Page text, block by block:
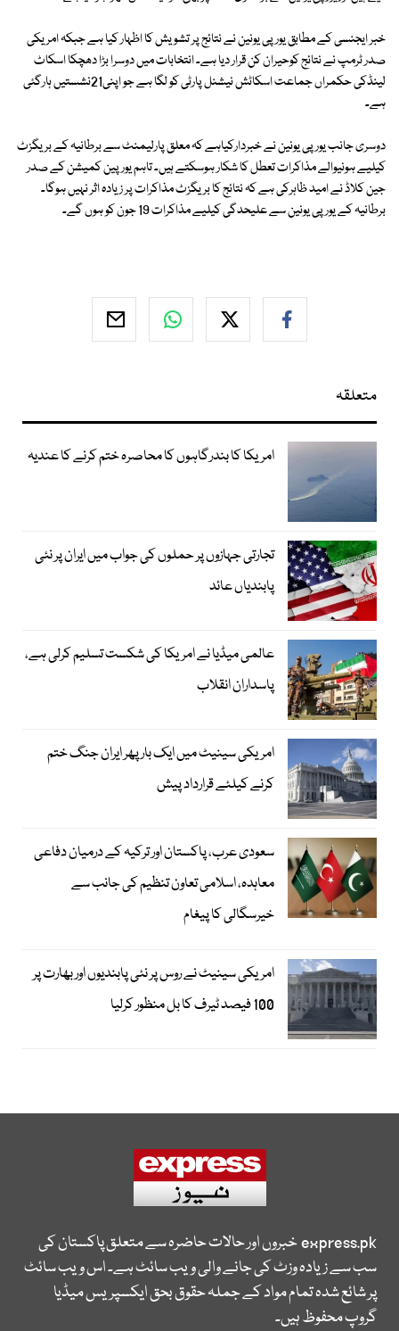
خبر ایجنسی کے مطابق یورپی یونین نے نتائج پر تشویش کا اظہار کیا ہے جبکہ امریکی
صدر ٹرمپ نے نتائج کوحیران کن قرار دیا ہے۔ انتخابات میں دوسرا بڑا دھچکا اسکاٹ
لینڈکی حکمراں جماعت اسکاٹش نیشنل پارٹی کو لگا ہے جو اپنی21نشستیں ہارگئی
ہے۔
دوسری جانب یورپی یونین نے خبردارکیاہے کہ معلق پارلیمنٹ سے برطانیہ کے بریگزٹ
کیلیے ہونیوالے مذاکرات تعطل کا شکار ہوسکتے ہیں۔ تاہم یورپین کمیشن کے صدر
جین کلاڈ نے امید ظاہرکی ہے کہ نتائج کا بریگزٹ مذاکرات پر زیادہ اثر نہیں ہوگا۔
برطانیہ کے یورپی یونین سے علیحدگی کیلیے مذاکرات 19 جون کو ہوں گے۔
متعلقہ
امریکا کا بندرگاہوں کا محاصرہ ختم کرنے کا عندیہ
تجارتی جہازوں پر حملوں کی جواب میں ایران پر نئی
پابندیاں عائد
عالمی میڈیا نے امریکا کی شکست تسلیم کرلی ہے،
پاسداران انقلاب
امریکی سینیٹ میں ایک بار پھر ایران جنگ ختم
کرنے کیلئے قرارداد پیش
سعودی عرب، پاکستان اور ترکیہ کے درمیان دفاعی
معاہدہ، اسلامی تعاون تنظیم کی جانب سے
خیرسگالی کا پیغام
امریکی سینیٹ نے روس پر نئی پابندیوں اور بھارت پر
100 فیصد ٹیرف کا بل منظور کرلیا
express.pkخبروں اور حالات حاضرہ سے متعلق پاکستان کی
سب سے زیادہ وزٹ کی جانے والی ویب سائٹ ہے۔ اس ویب سائٹ
پر شائع شدہ تمام مواد کے جملہ حقوق بحق ایکسپریس میڈیا
گروپ محفوظ ہیں۔